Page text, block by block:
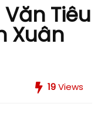
Tiêu
Xuân
19Views